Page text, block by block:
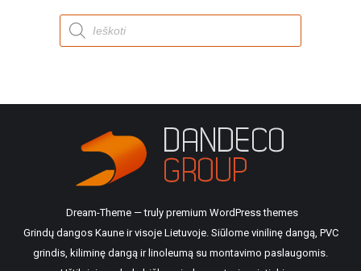
Products
search
Dream-Theme — truly premium WordPress themes
Grindų dangos Kaune ir visoje Lietuvoje. Siūlome vinilinę dangą, PVC
grindis, kiliminę dangą ir linoleumą su montavimo paslaugomis.